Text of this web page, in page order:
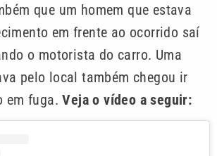
que um homem que estava
em frente ao ocorrido saí
o motorista do carro. Uma
pelo local também chegou ir
em fuga.Veja o vídeo a seguir: